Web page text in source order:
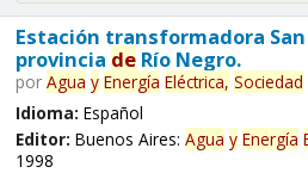
Estación transformadora
provincia deRío Negro.
por Agua y Energía Eléctrica, Sociedad
Idioma: Español
Editor: Buenos Aires: Agua y Energía
1998